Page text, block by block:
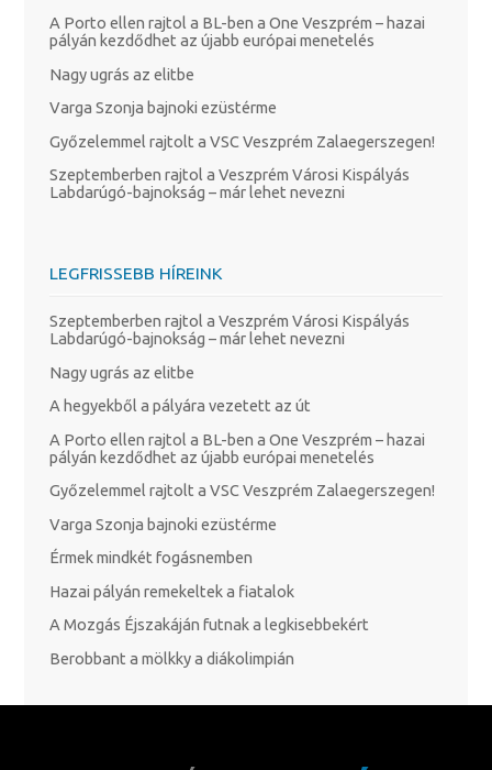
A Porto ellen rajtol a BL-ben a One Veszprém – hazai
pályán kezdődhet az újabb európai menetelés
Nagy ugrás az elitbe
Varga Szonja bajnoki ezüstérme
Győzelemmel rajtolt a VSC Veszprém Zalaegerszegen!
Szeptemberben rajtol a Veszprém Városi Kispályás
Labdarúgó-bajnokság – már lehet nevezni
LEGFRISSEBB HÍREINK
Szeptemberben rajtol a Veszprém Városi Kispályás
Labdarúgó-bajnokság – már lehet nevezni
Nagy ugrás az elitbe
A hegyekből a pályára vezetett az út
A Porto ellen rajtol a BL-ben a One Veszprém – hazai
pályán kezdődhet az újabb európai menetelés
Győzelemmel rajtolt a VSC Veszprém Zalaegerszegen!
Varga Szonja bajnoki ezüstérme
Érmek mindkét fogásnemben
Hazai pályán remekeltek a fiatalok
A Mozgás Éjszakáján futnak a legkisebbekért
Berobbant a mölkky a diákolimpián